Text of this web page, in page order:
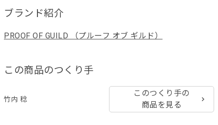
ブランド紹介
PROOF OF GUILD （プルーフ オブ ギルド）
この商品のつくり手
竹内 稔
このつくり手の
商品を見る